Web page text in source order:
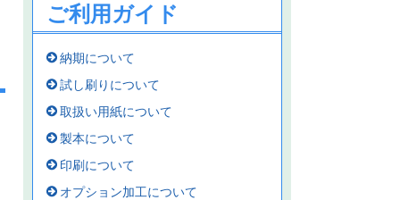
ご利用ガイド
納期について
試し刷りについて
取扱い用紙について
製本について
印刷について
オプション加工について